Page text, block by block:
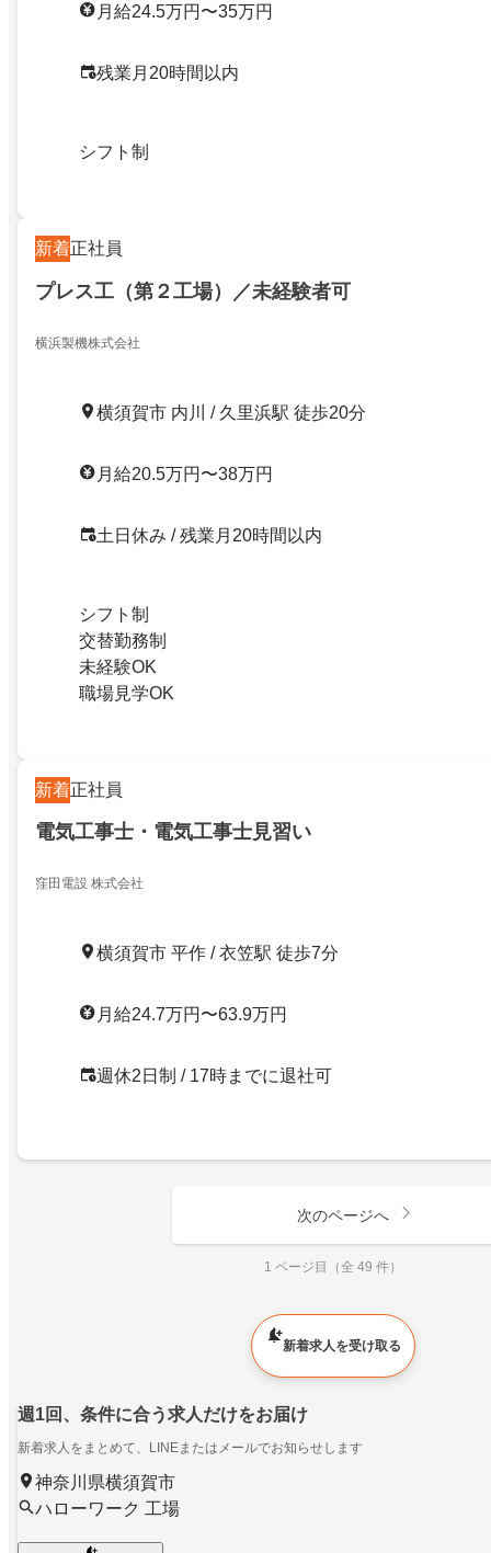
月給24.5万円〜35万円
残業月20時間以内
シフト制
新着正社員
プレス工（第２工場）／未経験者可
横浜製機株式会社
横須賀市 内川 / 久里浜駅 徒歩20分
月給20.5万円〜38万円
土日休み / 残業月20時間以内
シフト制
交替勤務制
未経験OK
職場見学OK
新着正社員
電気工事士・電気工事士見習い
窪田電設 株式会社
横須賀市 平作 / 衣笠駅 徒歩7分
月給24.7万円〜63.9万円
週休2日制 / 17時までに退社可
次のページへ
1 ページ目（全 49 件）
新着求人を受け取る
週1回、条件に合う求人だけをお届け
新着求人をまとめて、LINEまたはメールでお知らせします
神奈川県横須賀市
ハローワーク 工場